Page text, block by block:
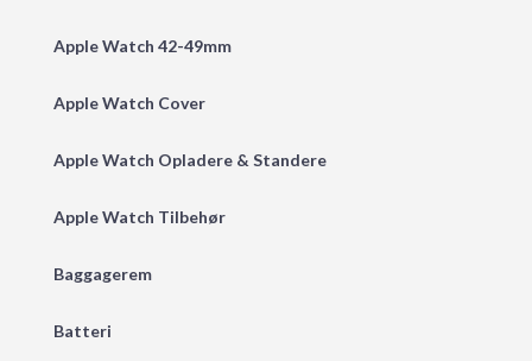
Apple Watch 42-49mm
Apple Watch Cover
Apple Watch Opladere & Standere
Apple Watch Tilbehør
Baggagerem
Batteri